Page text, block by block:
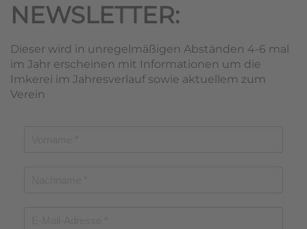
NEWSLETTER:
Dieser wird in unregelmäßigen Abständen 4-6 mal
im Jahr erscheinen mit Informationen um die
Imkerei im Jahresverlauf sowie aktuellem zum
Verein